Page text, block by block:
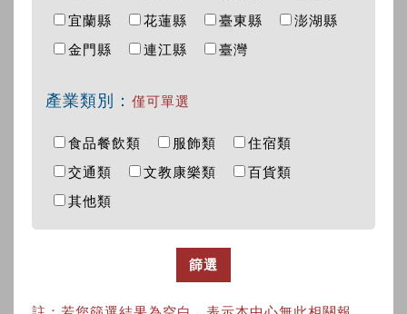
宜蘭縣
花蓮縣 臺東縣
澎湖縣
金門縣
連江縣 臺灣
產業類別： 僅可單選
食品餐飲類 服飾類
住宿類
交通類
文教康樂類
百貨類
其他類
篩選